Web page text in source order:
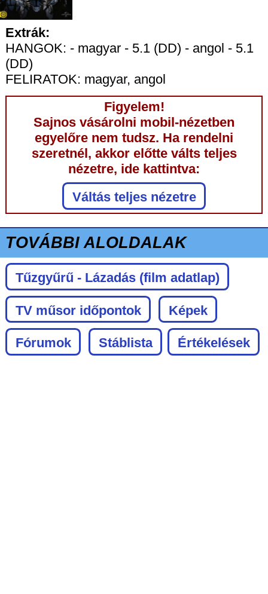
Extrák:
HANGOK: - magyar - 5.1 (DD) - angol - 5.1
(DD)
FELIRATOK: magyar, angol
Figyelem!
Sajnos vásárolni mobil-nézetben
egyelőre nem tudsz. Ha rendelni
szeretnél, akkor előtte válts teljes
nézetre, ide kattintva:
Váltás teljes nézetre
TOVÁBBI ALOLDALAK
Tűzgyűrű - Lázadás (film adatlap)
TV műsor időpontok Képek
Fórumok Stáblista Értékelések